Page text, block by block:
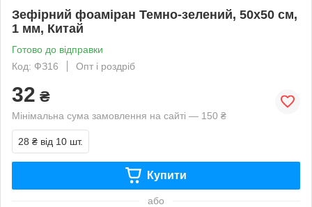
Зефірний фоаміран Темно-зелений, 50x50 см,
1 мм, Китай
Готово до відправки
Код: ФЗ16
Опт і роздріб
32 ₴
Мінімальна сума замовлення на сайті — 150 ₴
28 ₴ від 10 шт.
Купити
або